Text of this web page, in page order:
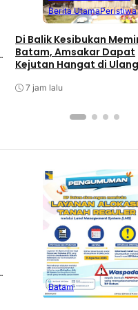
Berita UtamaPeristiwa
Di Balik Kesibukan
Batam, Amsakar Dapat
Kejutan Hangat di
7 jam lalu
Batam